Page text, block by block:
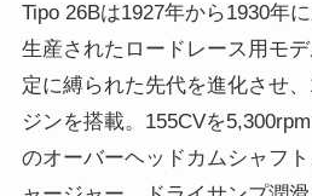
Tipo 26Bは1927年から1930年
生産されたロードレース用モ
定に縛られた先代を進化させ
ジンを搭載。155CVを
のオーバーヘッドカムシャフ